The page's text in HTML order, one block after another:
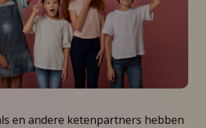
en andere ketenpartners hebben